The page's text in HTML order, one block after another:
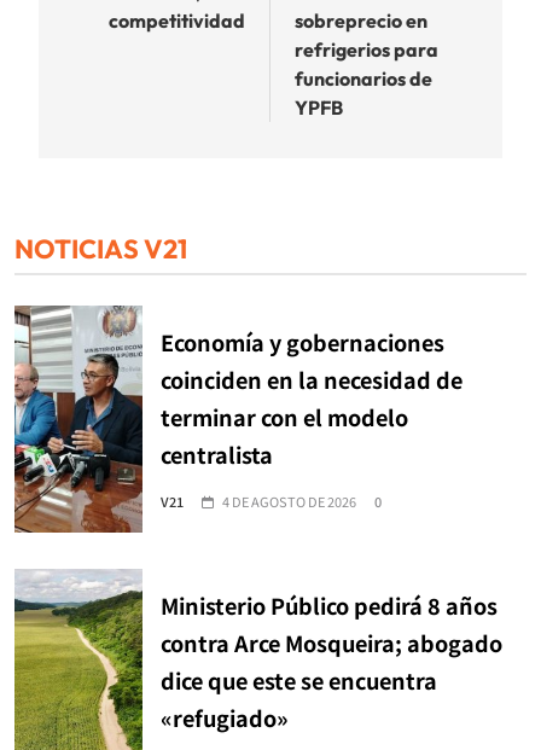
entradas
competitividad
sobreprecio en
refrigerios para
funcionarios de
YPFB
NOTICIAS V21
Economía y gobernaciones
coinciden en la necesidad de
terminar con el modelo
centralista
V21 4 DE AGOSTO DE 2026 0
Ministerio Público pedirá 8 años
contra Arce Mosqueira; abogado
dice que este se encuentra
«refugiado»